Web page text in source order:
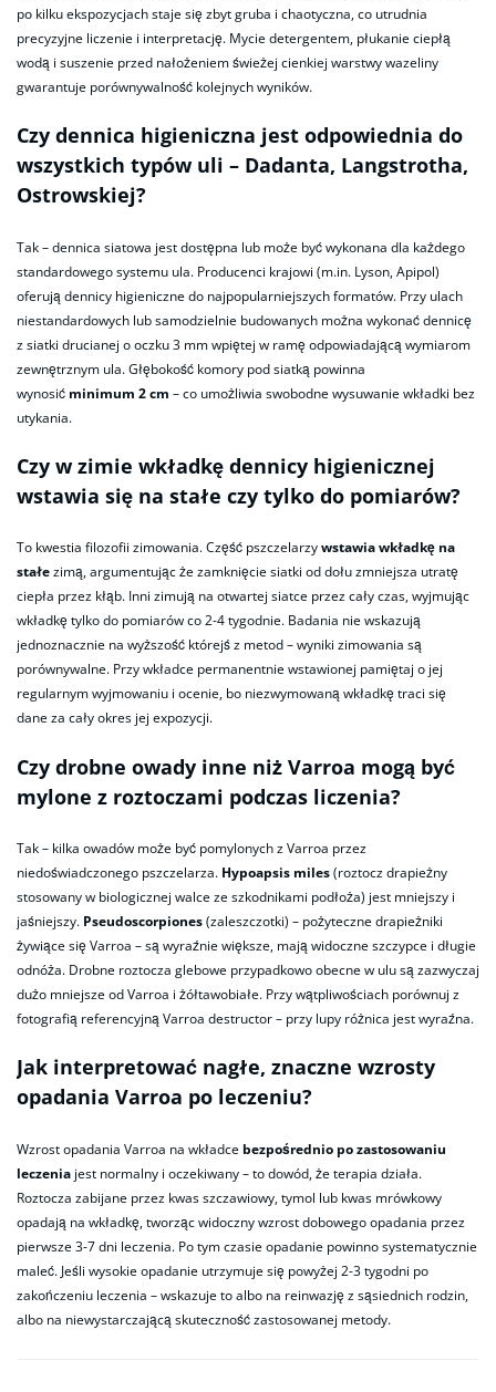
po kilku ekspozycjach staje się zbyt gruba i chaotyczna, co utrudnia
precyzyjne liczenie i interpretację. Mycie detergentem, płukanie ciepłą
wodą i suszenie przed nałożeniem świeżej cienkiej warstwy wazeliny
gwarantuje porównywalność kolejnych wyników.
Czy dennica higieniczna jest odpowiednia do
wszystkich typów uli – Dadanta, Langstrotha,
Ostrowskiej?
Tak – dennica siatowa jest dostępna lub może być wykonana dla każdego
standardowego systemu ula. Producenci krajowi (m.in. Lyson, Apipol)
oferują dennicy higieniczne do najpopularniejszych formatów. Przy ulach
niestandardowych lub samodzielnie budowanych można wykonać dennicę
z siatki drucianej o oczku 3 mm wpiętej w ramę odpowiadającą wymiarom
zewnętrznym ula. Głębokość komory pod siatką powinna
wynosić minimum 2 cm – co umożliwia swobodne wysuwanie wkładki bez
utykania.
Czy w zimie wkładkę dennicy higienicznej
wstawia się na stałe czy tylko do pomiarów?
To kwestia filozofii zimowania. Część pszczelarzywstawia wkładkę na
stałezimą, argumentując że zamknięcie siatki od dołu zmniejsza utratę
ciepła przez kłąb. Inni zimują na otwartej siatce przez cały czas, wyjmując
wkładkę tylko do pomiarów co 2-4 tygodnie. Badania nie wskazują
jednoznacznie na wyższość którejś z metod – wyniki zimowania są
porównywalne. Przy wkładce permanentnie wstawionej pamiętaj o jej
regularnym wyjmowaniu i ocenie, bo niezwymowaną wkładkę traci się
dane za cały okres jej expozycji.
Czy drobne owady inne niż Varroa mogą być
mylone z roztoczami podczas liczenia?
Tak – kilka owadów może być pomylonych z Varroa przez
niedoświadczonego pszczelarza. Hypoapsis miles(roztocz drapieżny
stosowany w biologicznej walce ze szkodnikami podłoża) jest mniejszy i
jaśniejszy. Pseudoscorpiones(zaleszczotki) – pożyteczne drapieżniki
żywiące się Varroa – są wyraźnie większe, mają widoczne szczypce i długie
odnóża. Drobne roztocza glebowe przypadkowo obecne w ulu są zazwyczaj
dużo mniejsze od Varroa i żółtawobiałe. Przy wątpliwościach porównuj z
fotografią referencyjną Varroa destructor – przy lupy różnica jest wyraźna.
Jak interpretować nagłe, znaczne wzrosty
opadania Varroa po leczeniu?
Wzrost opadania Varroa na wkładce bezpośrednio po zastosowaniu
leczenia jest normalny i oczekiwany – to dowód, że terapia działa.
Roztocza zabijane przez kwas szczawiowy, tymol lub kwas mrówkowy
opadają na wkładkę, tworząc widoczny wzrost dobowego opadania przez
pierwsze 3-7 dni leczenia. Po tym czasie opadanie powinno systematycznie
maleć. Jeśli wysokie opadanie utrzymuje się powyżej 2-3 tygodni po
zakończeniu leczenia – wskazuje to albo na reinwazję z sąsiednich rodzin,
albo na niewystarczającą skuteczność zastosowanej metody.